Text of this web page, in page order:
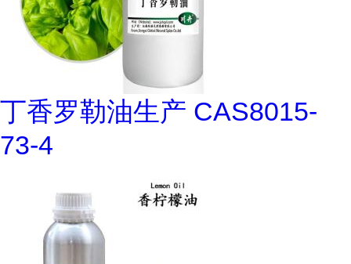
丁香罗勒油生产 CAS8015-
73-4